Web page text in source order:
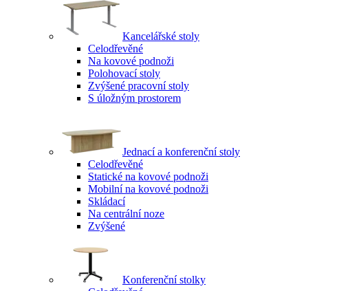
Kancelářské stoly
Celodřevěné
Na kovové podnoži
Polohovací stoly
Zvýšené pracovní stoly
S úložným prostorem
Jednací a konferenční stoly
Celodřevěné
Statické na kovové podnoži
Mobilní na kovové podnoži
Skládací
Na centrální noze
Zvýšené
Konferenční stolky